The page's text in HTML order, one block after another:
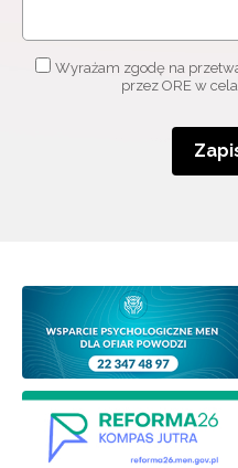
Wyrażam zgodę na
przez ORE w
Adres e-mail:
Wyrażam zgodę na
osobowych przez ORE w